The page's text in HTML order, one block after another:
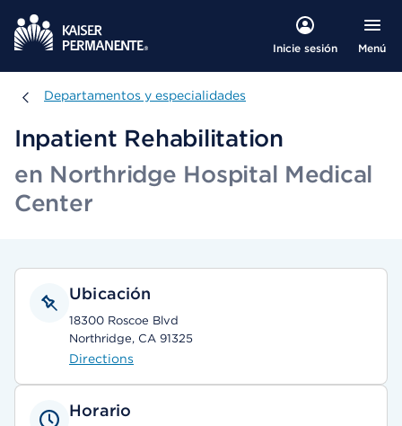
Inicie sesión Menú
Departamentos y especialidades
Departamentos y especialidades
Inpatient Rehabilitation
en Northridge Hospital Medical
Center
Ubicación
18300 Roscoe Blvd
Northridge, CA 91325
Directions
Horario